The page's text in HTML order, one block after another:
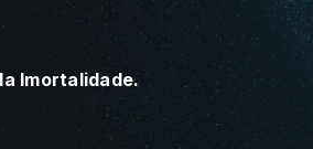
Imortalidade.